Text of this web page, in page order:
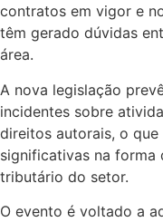
contratos em vigor e
têm gerado dúvidas
área.
A nova legislação
incidentes sobre
direitos autorais, o
significativas na forma
tributário do setor.
O evento é voltado a